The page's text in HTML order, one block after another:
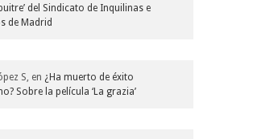
del Sindicato de Inquilinas e
de Madrid
S, en ¿Ha muerto de éxito
Sobre la película ‘La grazia’